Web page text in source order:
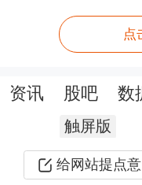
性。2025年1-
量约150 万桶/
的 4%。伊核
朗原油生产制
点
资讯 股吧 数
触屏版
给网站提点